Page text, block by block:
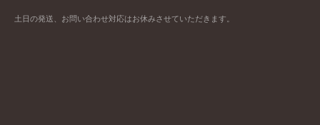
土日の発送、お問い合わせ対応はお休みさせていただきます。